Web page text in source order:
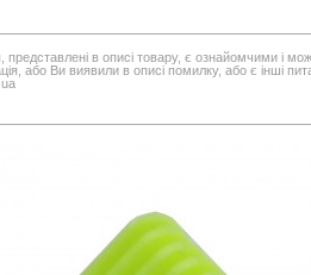
представлені в описі товару, є ознайомчими і
або Ви виявили в описі помилку, або є інші